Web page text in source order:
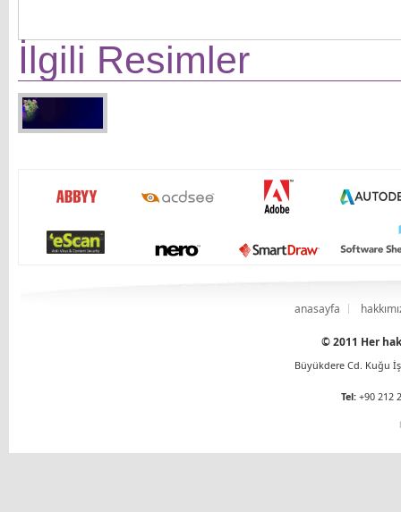
İlgili Resimler
anasayfa
© 2011 Her
Büyükdere Cd. Kuğu
Tel: +90 212